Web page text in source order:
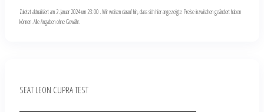
Zuletzt aktualisiert am 2. Januar 2024 um 23:00 . Wir weisen darauf hin, dass sich hier angezeigte Preise inzwischen geändert haben
können. Alle Angaben ohne Gewähr.
SEAT LEON CUPRA TEST